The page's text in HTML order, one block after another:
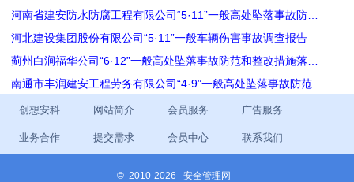
河南省建安防水防腐工程有限公司“5·11”一般高处坠落事故防…
河北建设集团股份有限公司“5·11”一般车辆伤害事故调查报告
蓟州白涧福华公司“6·12”一般高处坠落事故防范和整改措施落…
南通市丰润建安工程劳务有限公司“4·9”一般高处坠落事故防范…
创想安科 网站简介 会员服务 广告服务
业务合作 提交需求 会员中心 联系我们
© 2010-2026 安全管理网